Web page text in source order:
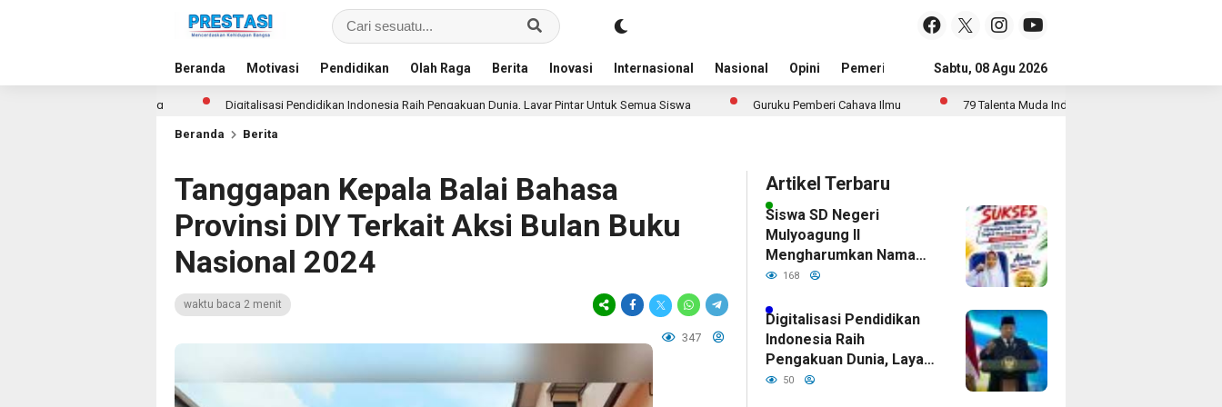
Beranda Motivasi Pendidikan Olah Raga Berita Inovasi Internasional Nasional Opini Pemerintah Sejarah Dan Budaya
Sabtu, 08 Agu 2026
Digitalisasi Pendidikan Indonesia Raih Pengakuan Dunia, Layar Pintar Untuk Semua Siswa Guruku Pemberi Cahaya Ilmu 79 Talenta Muda Indonesia Bersaing di 14 Ajang Internasional
Beranda Berita
Tanggapan Kepala Balai Bahasa
Provinsi DIY Terkait Aksi Bulan Buku
Nasional 2024
waktu baca 2 menit
347
Artikel Terbaru
Siswa SD Negeri
Mulyoagung II
Mengharumkan Nama
Bojonegoro Dengan
168
Digitalisasi Pendidikan
Indonesia Raih
Pengakuan Dunia, Layar
Pintar Untuk Semua
50